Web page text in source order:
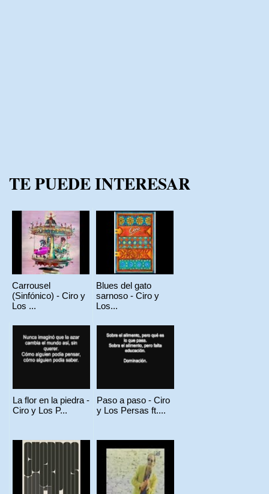
TE PUEDE INTERESAR
Carrousel
(Sinfónico) - Ciro y
Los ...
Blues del gato
sarnoso - Ciro y
Los...
La flor en la piedra -
Ciro y Los P...
Paso a paso - Ciro
y Los Persas ft....